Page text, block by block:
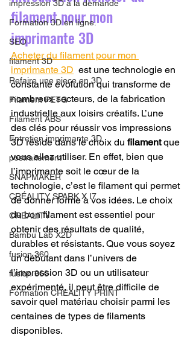
impression 3D à la demande
Formation 3D en ligne.
SEO
filament 3D
Refaire une piece en 3D
Filament PETG
Filament ABS
Entretien imprimante 3D
postraitement
SNAPMAKER
CRÉALITY SPARK X I7
CREALITY
Bambu Lab X2D
fusion 360
fusion 360
Formation CREALITY PRINT
filament pour mon
imprimante 3D
Acheter du filament pour mon
imprimante 3D est une technologie en
constante évolution qui transforme de
nombreux secteurs, de la fabrication
industrielle aux loisirs créatifs. L’une
des clés pour réussir vos impressions
3D réside dans le choix du filament que
vous allez utiliser. En effet, bien que
l’imprimante soit le cœur de la
technologie, c’est le filament qui permet
de donner forme à vos idées. Le choix
du bon filament est essentiel pour
obtenir des résultats de qualité,
durables et résistants. Que vous soyez
un débutant dans l’univers de
l’impression 3D ou un utilisateur
expérimenté, il peut être difficile de
savoir quel matériau choisir parmi les
centaines de types de filaments
disponibles.